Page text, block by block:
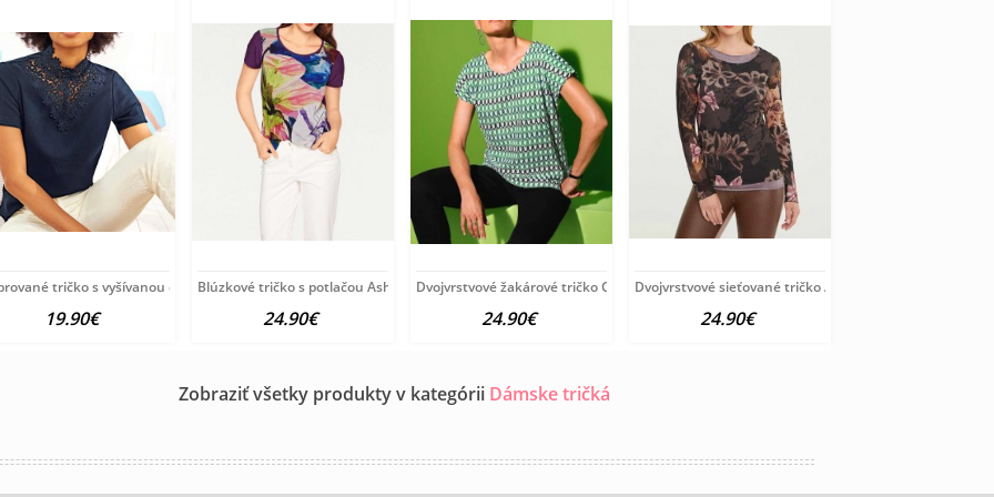
tričko s vyšívanou čipkou Linea Tesini,
19.90€
Blúzkové tričko s potlačou Ashley Brooke, fialovo-farebné
24.90€
Dvojvrstvové žakárové tričko Création L, zeleno-farebné
24.90€
Dvojvrstvové sieťované tričko Ashley Brooke, fialovo-
24.90€
Zobraziť všetky produkty v kategórii Dámske tričká